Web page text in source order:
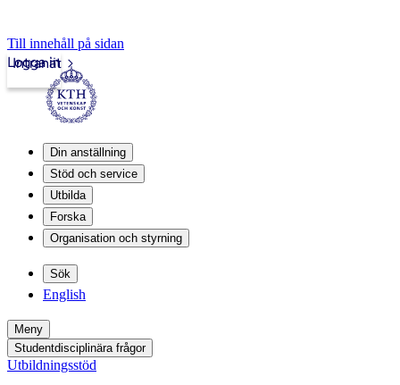
Till innehåll på sidan
Intranät
Logga in
Din anställning
Stöd och service
Utbilda
Forska
Organisation och styrning
Sök
English
Meny
Studentdisciplinära frågor
Utbildningsstöd